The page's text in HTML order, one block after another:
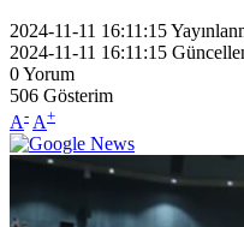
2024-11-11 16:11:15
2024-11-11 16:11:15
0Yorum
506 Gösterim
A- A+